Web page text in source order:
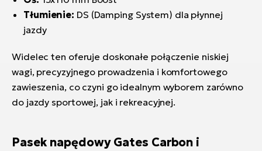
Tłumienie: DS (Damping System) dla płynnej
jazdy
Widelec ten oferuje doskonałe połączenie niskiej
wagi, precyzyjnego prowadzenia i komfortowego
zawieszenia, co czyni go idealnym wyborem zarówno
do jazdy sportowej, jak i rekreacyjnej.
Pasek napędowy Gates Carbon i